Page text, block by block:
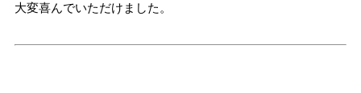
大変喜んでいただけました。